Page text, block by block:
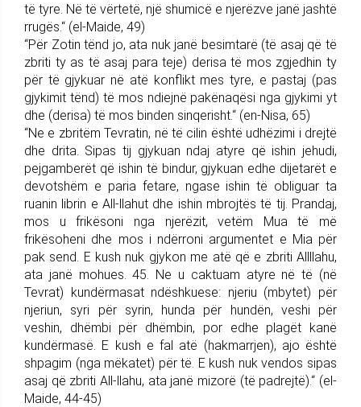
të tyre. Në të vërtetë, një shumicë e njerëzve janë jashtë
rrugës.“ (el-Maide, 49)
“Për Zotin tënd jo, ata nuk janë besimtarë (të asaj që të
zbriti ty as të asaj para teje) derisa të mos zgjedhin ty
për të gjykuar në atë konflikt mes tyre, e pastaj (pas
gjykimit tënd) të mos ndiejnë pakënaqësi nga gjykimi yt
dhe (derisa) të mos binden sinqerisht.“ (en-Nisa, 65)
“Ne e zbritëm Tevratin, në të cilin është udhëzimi i drejtë
dhe drita. Sipas tij gjykuan ndaj atyre që ishin jehudi,
pejgamberët që ishin të bindur, gjykuan edhe dijetarët e
devotshëm e paria fetare, ngase ishin të obliguar ta
ruanin librin e All-llahut dhe ishin mbrojtës të tij. Prandaj,
mos u frikësoni nga njerëzit, vetëm Mua të më
frikësoheni dhe mos i ndërroni argumentet e Mia për
pak send. E kush nuk gjykon me atë që e zbriti Allllahu,
ata janë mohues. 45. Ne u caktuam atyre në të (në
Tevrat) kundërmasat ndëshkuese: njeriu (mbytet) për
njeriun, syri për syrin, hunda për hundën, veshi për
veshin, dhëmbi për dhëmbin, por edhe plagët kanë
kundërmasë. E kush e fal atë (hakmarrjen), ajo është
shpagim (nga mëkatet) për të. E kush nuk vendos sipas
asaj që zbriti All-llahu, ata janë mizorë (të padrejtë).“ (el-
Maide, 44-45)